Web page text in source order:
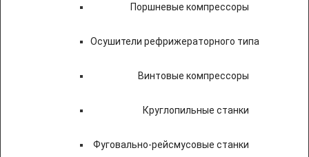
Поршневые компрессоры
Осушители рефрижераторного типа
Винтовые компрессоры
Круглопильные станки
Фуговально-рейсмусовые станки